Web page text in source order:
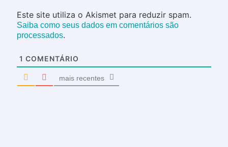
Este site utiliza o Akismet para reduzir spam.
Saiba como seus dados em comentários são
processados.
1 COMENTÁRIO
mais recentes